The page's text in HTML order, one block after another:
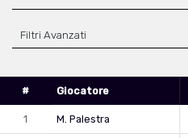
Filtri Avanzati
# Giocatore
1 M. Palestra